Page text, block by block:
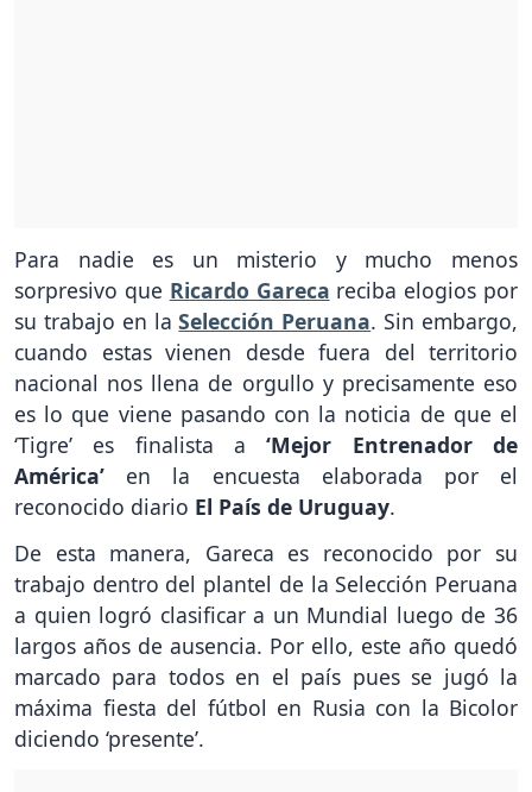
Para nadie es un misterio y mucho menos
sorpresivo que Ricardo Gareca reciba elogios por
su trabajo en laSelección Peruana. Sin embargo,
cuando estas vienen desde fuera del territorio
nacional nos llena de orgullo y precisamente eso
es lo que viene pasando con la noticia de que el
‘Tigre’ es finalista a‘Mejor Entrenador de
América’ en la encuesta elaborada por el
reconocido diario El País de Uruguay.
De esta manera, Gareca es reconocido por su
trabajo dentro del plantel de la Selección Peruana
a quien logró clasificar a un Mundial luego de 36
largos años de ausencia. Por ello, este año quedó
marcado para todos en el país pues se jugó la
máxima fiesta del fútbol en Rusia con la Bicolor
diciendo ‘presente’.